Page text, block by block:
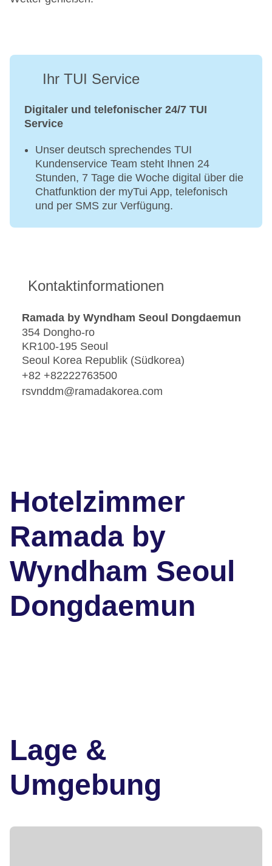
Ihr TUI Service
Digitaler und telefonischer 24/7 TUI
Service
Unser deutsch sprechendes TUI
Kundenservice Team steht Ihnen 24
Stunden, 7 Tage die Woche digital über die
Chatfunktion der myTui App, telefonisch
und per SMS zur Verfügung.
Kontaktinformationen
Ramada by Wyndham Seoul Dongdaemun
354 Dongho-ro
KR100-195 Seoul
Seoul Korea Republik (Südkorea)
+82 +82222763500
rsvnddm@ramadakorea.com
Hotelzimmer
Ramada by
Wyndham Seoul
Dongdaemun
Lage &
Umgebung